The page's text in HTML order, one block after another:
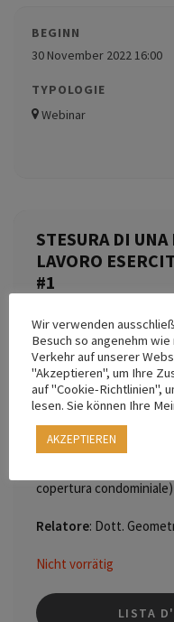
BEGINN
30 November 2022 16:00
TYPOLOGIE
Webinar
STESURA DI
LAVORO
#1
Valido come
2008 e validi sia come
coordinatori della
RSPP/ASPP.
Esercitazione pratica
stesura di una
copertura
Relatore: Dott.
Nicht vorrätig
LISTA
Wir verwenden
Besuch so angenehm
Verkehr auf unserer
"Akzeptieren", um Ihre
auf "Cookie-Richtlinien",
lesen. Sie können Ihre
AKZEPTIEREN